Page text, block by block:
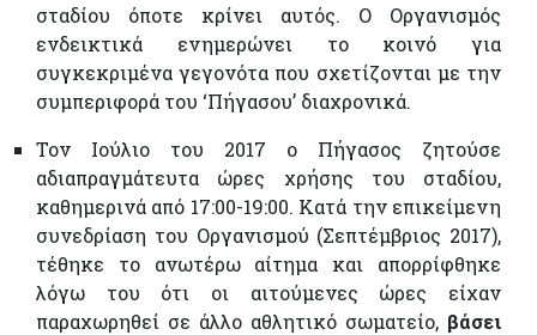
σταδίου όποτε κρίνει αυτός. Ο Οργανισμός
ενδεικτικά ενημερώνει το κοινό για
συγκεκριμένα γεγονότα που σχετίζονται με την
συμπεριφορά του ‘Πήγασου’ διαχρονικά.
Τον Ιούλιο του 2017 ο Πήγασος ζητούσε
αδιαπραγμάτευτα ώρες χρήσης του σταδίου,
καθημερινά από 17:00-19:00. Κατά την επικείμενη
συνεδρίαση του Οργανισμού (Σεπτέμβριος 2017),
τέθηκε το ανωτέρω αίτημα και απορρίφθηκε
λόγω του ότι οι αιτούμενες ώρες είχαν
παραχωρηθεί σε άλλο αθλητικό σωματείο, βάσει